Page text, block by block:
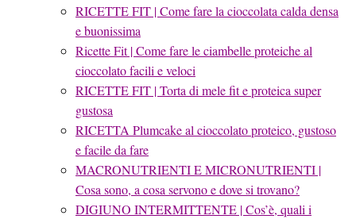
RICETTE FIT | Come fare la cioccolata calda densa
e buonissima
Ricette Fit | Come fare le ciambelle proteiche al
cioccolato facili e veloci
RICETTE FIT | Torta di mele fit e proteica super
gustosa
RICETTA Plumcake al cioccolato proteico, gustoso
e facile da fare
MACRONUTRIENTI E MICRONUTRIENTI |
Cosa sono, a cosa servono e dove si trovano?
DIGIUNO INTERMITTENTE | Cos’è, quali i